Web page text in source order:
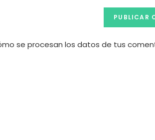
se procesan los datos de tus